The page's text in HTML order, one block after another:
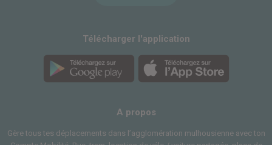
Télécharger l'application
A propos
Gère tous tes déplacements dans l’agglomération mulhousienne avec ton